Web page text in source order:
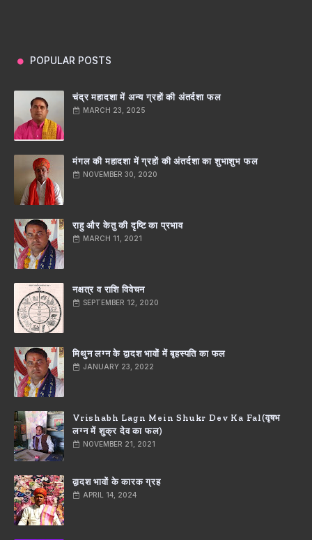
POPULAR POSTS
चंद्र महादशा में अन्य ग्रहों की अंतर्दशा फल
MARCH 23, 2025
मंगल की महादशा में ग्रहों की अंतर्दशा का शुभाशुभ फल
NOVEMBER 30, 2020
राहु और केतु की दृष्टि का प्रभाव
MARCH 11, 2021
नक्षत्र व राशि विवेचन
SEPTEMBER 12, 2020
मिथुन लग्न के द्वादश भावों में बृहस्पति का फल
JANUARY 23, 2022
Vrishabh Lagn Mein Shukr Dev Ka Fal(वृषभ
लग्न में शुक्र देव का फल)
NOVEMBER 21, 2021
द्वादश भावों के कारक ग्रह
APRIL 14, 2024